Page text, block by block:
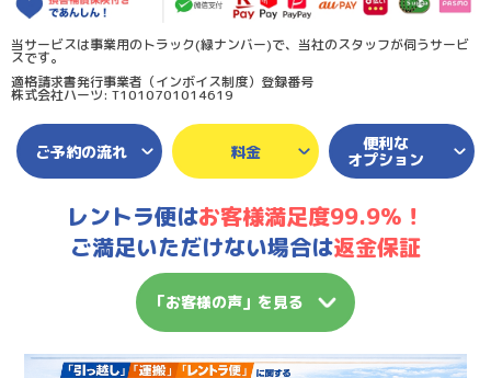
当サービスは事業用のトラック(緑ナンバー)で、当社のスタッフが伺うサービ
スです。
適格請求書発行事業者（インボイス制度）登録番号
株式会社ハーツ: T1010701014619
ご予約の流れ 料金 便利な
オプション
レントラ便はお客様満足度99.9％！
ご満足いただけない場合は返金保証
「お客様の声」を見る